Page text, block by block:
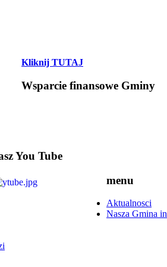
Kliknij TUTAJ
Wsparcie finansowe Gminy
You Tube
menu
Aktualnosci
Nasza Gmina